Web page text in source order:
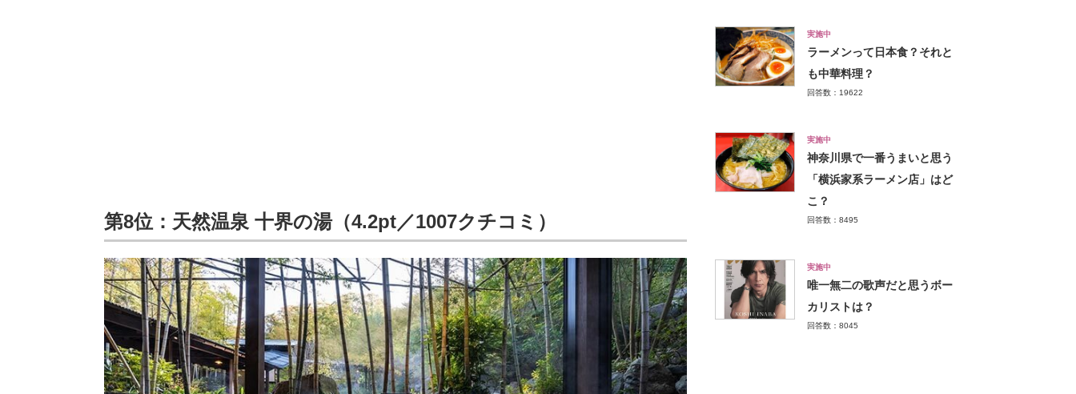
第8位：天然温泉 十界の湯（4.2pt／1007クチコミ）
実施中
ラーメンって日本食？それと
も中華料理？
回答数：19622
実施中
神奈川県で一番うまいと思う
「横浜家系ラーメン店」はど
こ？
回答数：8495
実施中
唯一無二の歌声だと思うボー
カリストは？
回答数：8045